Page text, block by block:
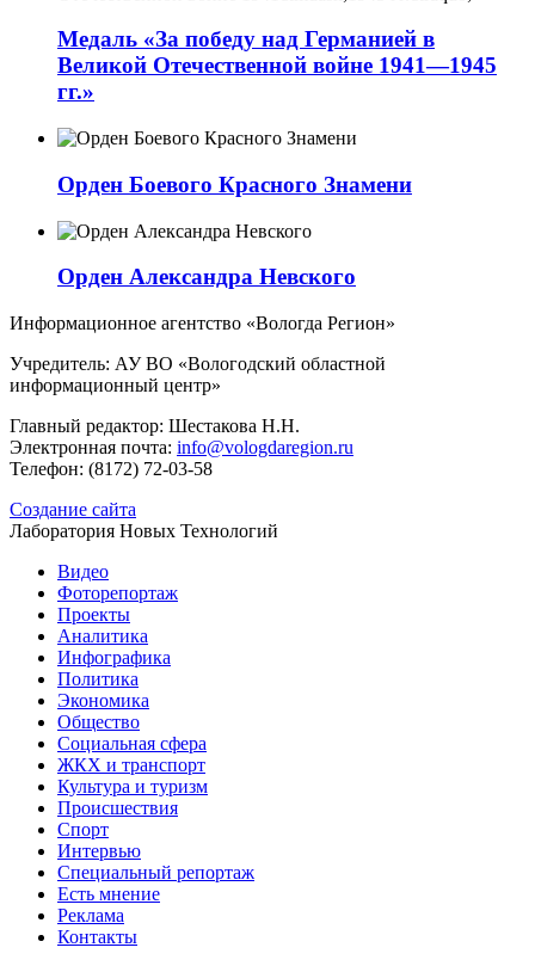
Медаль «За победу над Германией в
Великой Отечественной войне 1941—1945
гг.»
Орден Боевого Красного Знамени
Орден Александра Невского
Информационное агентство «Вологда Регион»
Учредитель: АУ ВО «Вологодский областной
информационный центр»
Главный редактор: Шестакова Н.Н.
Электронная почта: info@vologdaregion.ru
Телефон: (8172) 72-03-58
Создание сайта
Лаборатория Новых Технологий
Видео
Фоторепортаж
Проекты
Аналитика
Инфографика
Политика
Экономика
Общество
Социальная сфера
ЖКХ и транспорт
Культура и туризм
Происшествия
Спорт
Интервью
Специальный репортаж
Есть мнение
Реклама
Контакты